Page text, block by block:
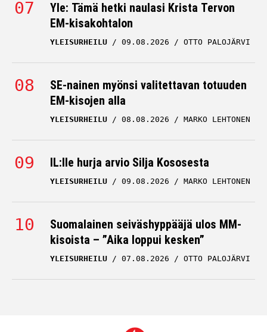
Yle: Tämä hetki naulasi Krista Tervon
EM-kisakohtalon
YLEISURHEILU 09.08.2026 OTTO PALOJÄRVI
SE-nainen myönsi valitettavan totuuden
EM-kisojen alla
YLEISURHEILU 08.08.2026 MARKO LEHTONEN
IL:lle hurja arvio Silja Kososesta
YLEISURHEILU 09.08.2026 MARKO LEHTONEN
Suomalainen seiväshyppääjä ulos MM-
kisoista – ”Aika loppui kesken”
YLEISURHEILU 07.08.2026 OTTO PALOJÄRVI